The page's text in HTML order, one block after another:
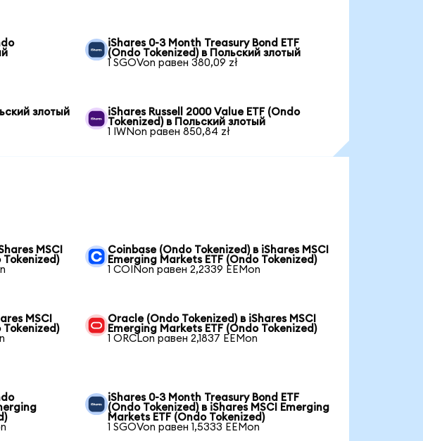
iShares 0-3 Month Treasury Bond ETF
(Ondo Tokenized) в Польский злотый
1 SGOVon равен 380,09 zł
злотый
iShares Russell 2000 Value ETF (Ondo
Tokenized) в Польский злотый
1 IWNon равен 850,84 zł
MSCI
Tokenized)
Coinbase (Ondo Tokenized) в iShares MSCI
Emerging Markets ETF (Ondo Tokenized)
1 COINon равен 2,2339 EEMon
MSCI
Tokenized)
Oracle (Ondo Tokenized) в iShares MSCI
Emerging Markets ETF (Ondo Tokenized)
1 ORCLon равен 2,1837 EEMon
iShares 0-3 Month Treasury Bond ETF
(Ondo Tokenized) в iShares MSCI Emerging
Markets ETF (Ondo Tokenized)
1 SGOVon равен 1,5333 EEMon